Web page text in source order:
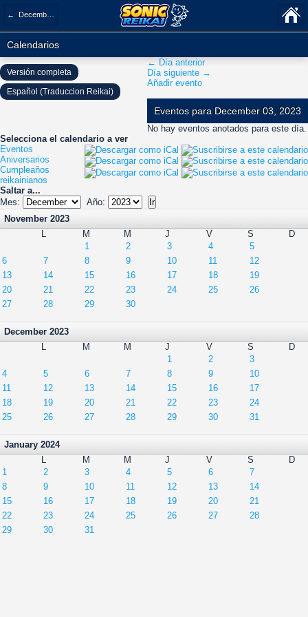
← December 2023
Calendarios
← Día anterior
Día siguiente →
Añadir evento
Eventos para December 03, 2023
No hay eventos anotados para este día.
Selecciona el calendario a ver
Eventos
Aniversarios
Cumpleaños
reikainianos
Saltar a...
Mes:
Año:
November 2023
L
M M J V S
D
1
2 3 4
5
6
7 8 9 10 11
12
13
14 15 16 17 18
19
20
21 22 23 24 25
26
27
28 29 30
December 2023
L
M M J V S
D
1
2
3
4
5 6 7 8 9
10
11
12 13 14 15 16
17
18
19 20 21 22 23
24
25
26 27 28 29 30 31
January 2024
L
M M J V S
D
1
2 3 4 5 6
7
8
9 10 11 12 13
14
15
16 17 18 19 20
21
22
23 24 25 26 27
28
29
30 31
Versión completa
Español (Traduccion Reikai)